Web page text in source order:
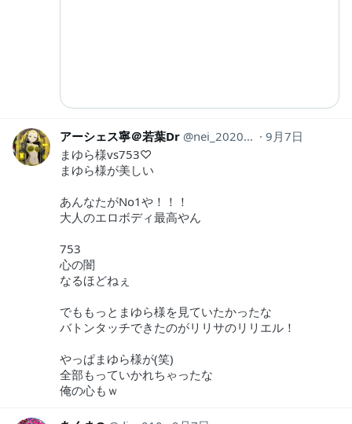
アーシェス寧＠若葉Dr nei_2020Ramuh
9月7日
まゆら様vs753♡
まゆら様が美しい
あんなたがNo1や！！！
大人のエロボディ最高やん
753
心の闇
なるほどねぇ
でももっとまゆら様を見ていたかったな
バトンタッチできたのがリリサのリリエル！
やっぱまゆら様が(笑)
全部もっていかれちゃったな
俺の心もｗ